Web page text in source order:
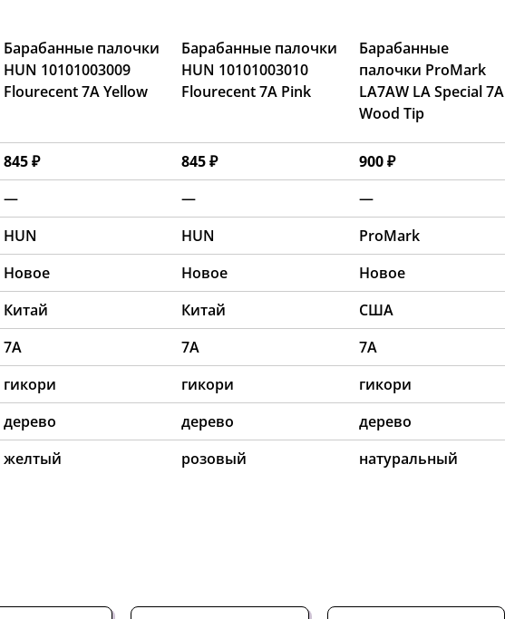
Барабанные палочки
HUN 10101003009
Flourecent 7A Yellow
Барабанные палочки
HUN 10101003010
Flourecent 7A Pink
Барабанные
палочки ProMark
LA7AW LA Special 7A
Wood Tip
845 ₽ 845 ₽ 900 ₽
— — —
HUN HUN ProMark
Новое Новое Новое
Китай Китай США
7A 7A 7A
гикори гикори гикори
дерево дерево дерево
желтый розовый натуральный